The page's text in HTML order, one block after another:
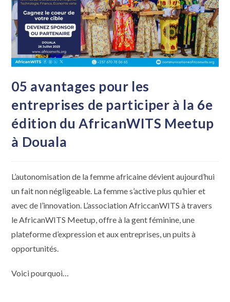
05 avantages pour les
entreprises de participer à la 6e
édition du AfricanWITS Meetup
à Douala
L’autonomisation de la femme africaine dévient aujourd’hui
un fait non négligeable. La femme s’active plus qu’hier et
avec de l’innovation. L’association AfriccanWITS à travers
le AfricanWITS Meetup, offre à la gent féminine, une
plateforme d’expression et aux entreprises, un puits à
opportunités.
Voici pourquoi…